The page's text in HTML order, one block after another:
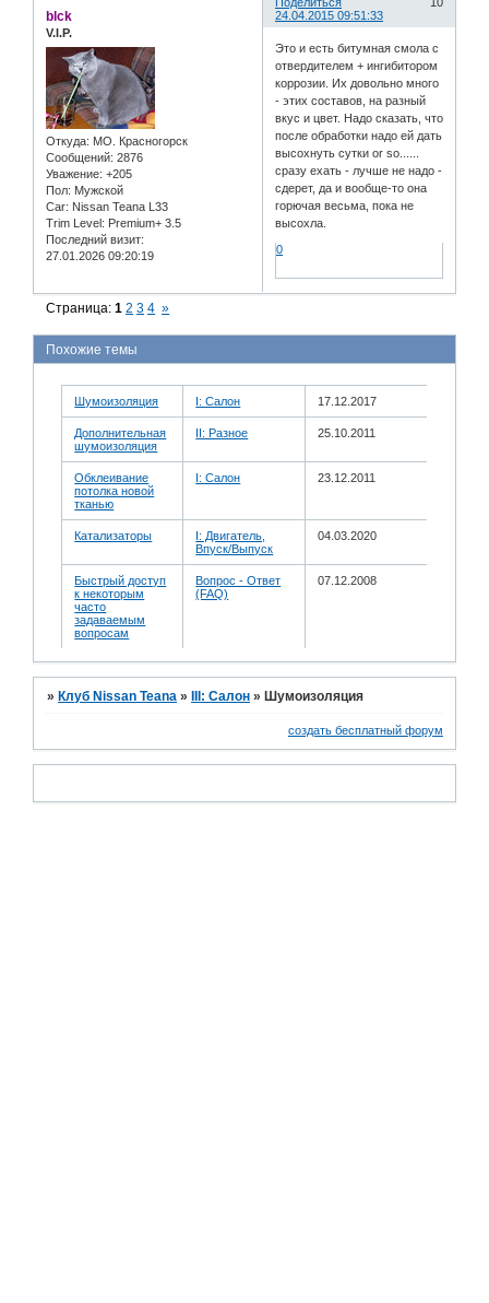
24.04.2015 09:51:33
blck
V.I.P.
Откуда: МО. Красногорск
Сообщений: 2876
Уважение: +205
Пол: Мужской
Car: Nissan Teana L33
Trim Level: Premium+ 3.5
Последний визит:
27.01.2026 09:20:19
Это и есть битумная смола с
отвердителем + ингибитором
коррозии. Их довольно много
- этих составов, на разный
вкус и цвет. Надо сказать, что
после обработки надо ей дать
высохнуть сутки or so......
сразу ехать - лучше не надо -
сдерет, да и вообще-то она
горючая весьма, пока не
высохла.
0
Страница:1 2 3 4 »
Похожие темы
Шумоизоляция I: Салон 17.12.2017
Дополнительная
шумоизоляция
II: Разное 25.10.2011
Обклеивание
потолка новой
тканью
I: Салон 23.12.2011
Катализаторы
I: Двигатель,
Впуск/Выпуск
04.03.2020
Быстрый доступ
к некоторым
часто
задаваемым
вопросам
Вопрос - Ответ
(FAQ)
07.12.2008
» Клуб Nissan Teana » III: Салон » Шумоизоляция
создать бесплатный форум